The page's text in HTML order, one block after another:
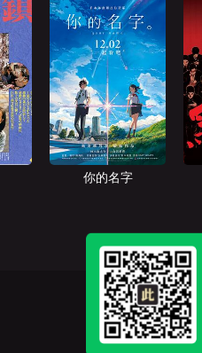
你的名字